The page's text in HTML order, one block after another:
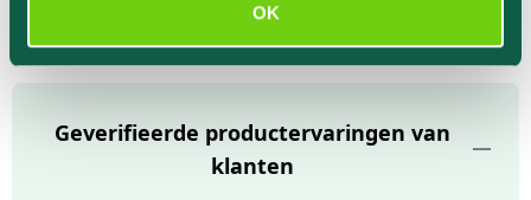
OK
Geverifieerde productervaringen van
klanten